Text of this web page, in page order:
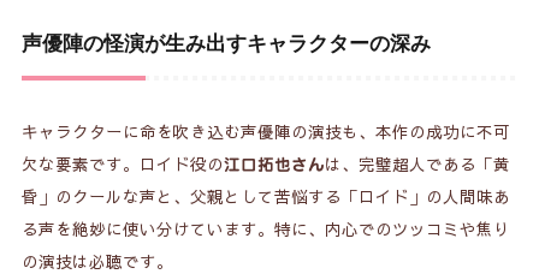
声優陣の怪演が生み出すキャラクターの深み
キャラクターに命を吹き込む声優陣の演技も、本作の成功に不可
欠な要素です。ロイド役の江口拓也さんは、完璧超人である「黄
昏」のクールな声と、父親として苦悩する「ロイド」の人間味あ
る声を絶妙に使い分けています。特に、内心でのツッコミや焦り
の演技は必聴です。